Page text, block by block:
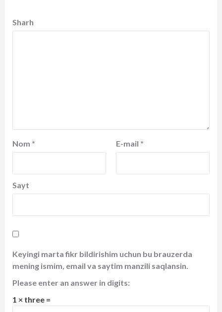
Sharh
Nom * E-mail *
Sayt
Keyingi marta fikr bildirishim uchun bu brauzerda
mening ismim, email va saytim manzili saqlansin.
Please enter an answer in digits:
1 × three =